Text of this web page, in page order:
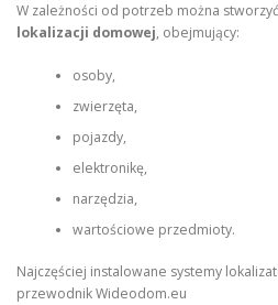
W zależności od potrzeb można stworzyć
lokalizacji domowej, obejmujący:
osoby,
zwierzęta,
pojazdy,
elektronikę,
narzędzia,
wartościowe przedmioty.
Najczęściej instalowane systemy
przewodnik Wideodom.eu